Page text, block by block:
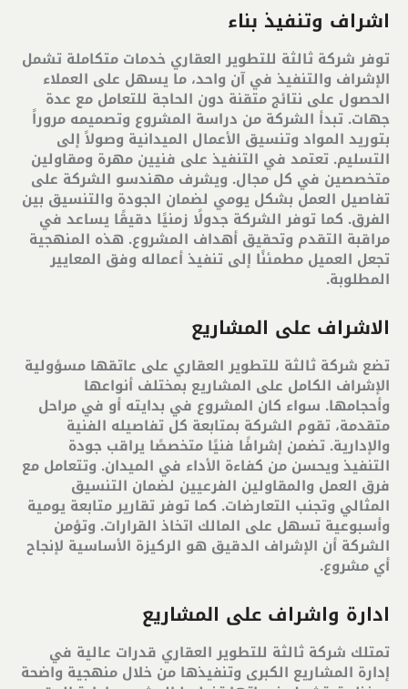
اشراف وتنفيذ بناء
توفر شركة ثالثة للتطوير العقاري خدمات متكاملة تشمل
الإشراف والتنفيذ في آن واحد، ما يسهل على العملاء
الحصول على نتائج متقنة دون الحاجة للتعامل مع عدة
جهات. تبدأ الشركة من دراسة المشروع وتصميمه مروراً
بتوريد المواد وتنسيق الأعمال الميدانية وصولاً إلى
التسليم. تعتمد في التنفيذ على فنيين مهرة ومقاولين
متخصصين في كل مجال. ويشرف مهندسو الشركة على
تفاصيل العمل بشكل يومي لضمان الجودة والتنسيق بين
الفرق. كما توفر الشركة جدولًا زمنيًا دقيقًا يساعد في
مراقبة التقدم وتحقيق أهداف المشروع. هذه المنهجية
تجعل العميل مطمئنًا إلى تنفيذ أعماله وفق المعايير
المطلوبة.
الاشراف على المشاريع
تضع شركة ثالثة للتطوير العقاري على عاتقها مسؤولية
الإشراف الكامل على المشاريع بمختلف أنواعها
وأحجامها. سواء كان المشروع في بدايته أو في مراحل
متقدمة، تقوم الشركة بمتابعة كل تفاصيله الفنية
والإدارية. تضمن إشرافًا فنيًا متخصصًا يراقب جودة
التنفيذ ويحسن من كفاءة الأداء في الميدان. وتتعامل مع
فرق العمل والمقاولين الفرعيين لضمان التنسيق
المثالي وتجنب التعارضات. كما توفر تقارير متابعة يومية
وأسبوعية تسهل على المالك اتخاذ القرارات. وتؤمن
الشركة أن الإشراف الدقيق هو الركيزة الأساسية لإنجاح
أي مشروع.
ادارة واشراف على المشاريع
تمتلك شركة ثالثة للتطوير العقاري قدرات عالية في
إدارة المشاريع الكبرى وتنفيذها من خلال منهجية واضحة